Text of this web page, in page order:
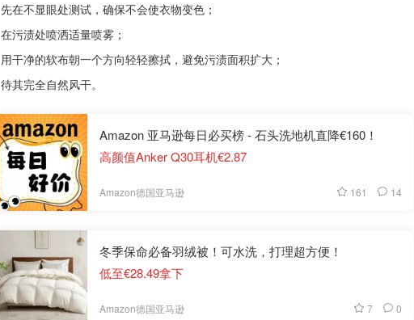
先在不显眼处测试，确保不会使衣物变色；
在污渍处喷洒适量喷雾；
用干净的软布朝一个方向轻轻擦拭，避免污渍面积扩大；
待其完全自然风干。
Amazon 亚马逊每日必买榜 - 石头洗地机直降€160！
高颜值Anker Q30耳机€2.87
Amazon德国亚马逊 161 14
冬季保命必备羽绒被！可水洗，打理超方便！
低至€28.49拿下
Amazon德国亚马逊 7 0